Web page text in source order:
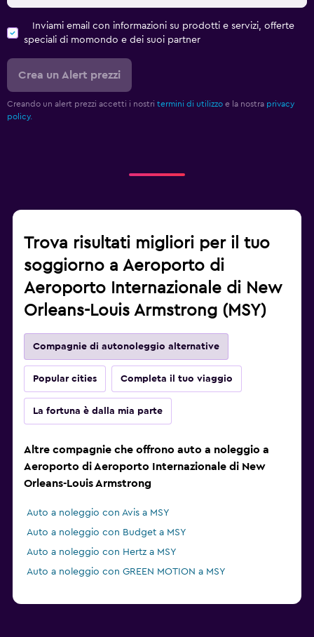
Inviami email con informazioni su prodotti e servizi, offerte
speciali di momondo e dei suoi partner
Crea un Alert prezzi
Creando un alert prezzi accetti i nostri termini di utilizzo e la nostra privacy
policy.
Trova risultati migliori per il tuo
soggiorno a Aeroporto di
Aeroporto Internazionale di New
Orleans-Louis Armstrong (MSY)
Compagnie di autonoleggio alternative
Popular cities Completa il tuo viaggio
La fortuna è dalla mia parte
Altre compagnie che offrono auto a noleggio a
Aeroporto di Aeroporto Internazionale di New
Orleans-Louis Armstrong
Auto a noleggio con Avis a MSY
Auto a noleggio con Budget a MSY
Auto a noleggio con Hertz a MSY
Auto a noleggio con GREEN MOTION a MSY